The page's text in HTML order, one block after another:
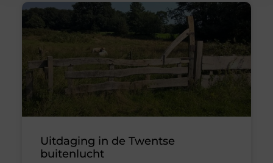
Uitdaging in de Twentse
buitenlucht